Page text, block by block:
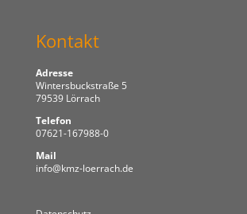
Kontakt
Adresse
Wintersbuckstraße 5
79539 Lörrach
Telefon
07621-167988-0
Mail
info@kmz-loerrach.de